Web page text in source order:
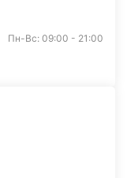
Пн-Вс: 09:00 - 21:00